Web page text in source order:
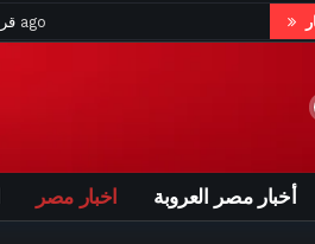
«ألذ من
الاتفاقيات الدفاعية الجزئية
ساعتين ago
رضا ساعتين ago
أخبار مصر العروبة اخبار مصر